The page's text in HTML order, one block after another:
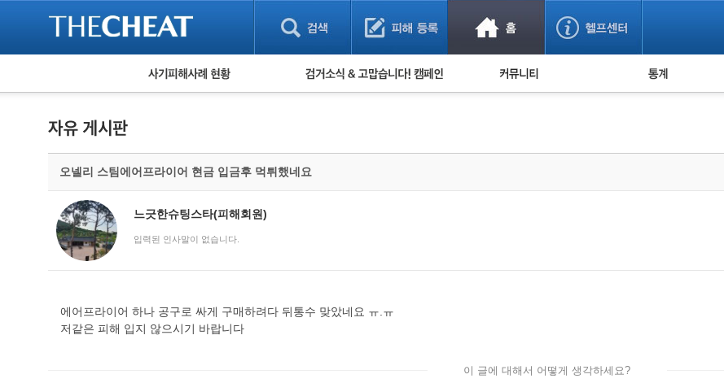
피해사례 현황
보이스피싱 피해사례
유해사이트 목록
비공개 피해사례
워킹홀리데이 피해사례
검거 소식 사기 예방했어요! 누적 피해사례 통계
오넬리 스팀에어프라이어 현금 입금후 먹튀했네요
느긋한슈팅스타(피해회원)
입력된 인사말이 없습니다.
에어프라이어 하나 공구로 싸게 구매하려다 뒤통수 맞았네요 ㅠ.ㅠ
저같은 피해 입지 않으시기 바랍니다
이 글에 대해서 어떻게 생각하세요?